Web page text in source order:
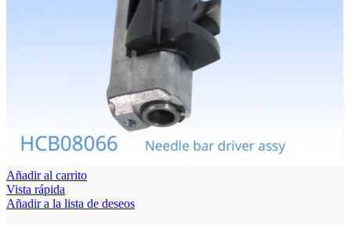
Añadir al carrito
Vista rápida
Añadir a la lista de deseos